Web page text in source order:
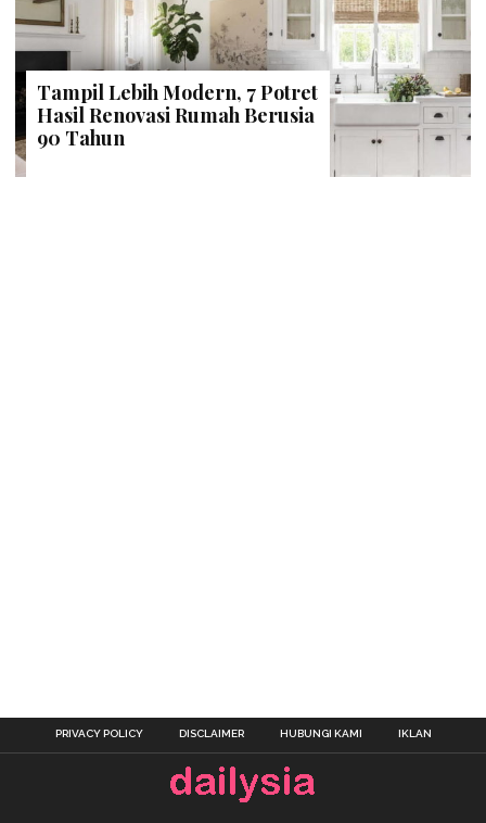
Tampil Lebih Modern, 7 Potret
Hasil Renovasi Rumah Berusia
90 Tahun
PRIVACY POLICY DISCLAIMER HUBUNGI KAMI IKLAN